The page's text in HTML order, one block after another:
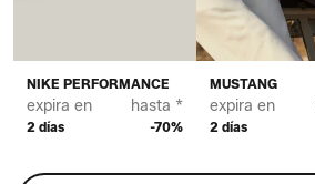
NIKE PERFORMANCE
expira en
2 días
hasta *
-70%
MUSTANG
expira en
2 días